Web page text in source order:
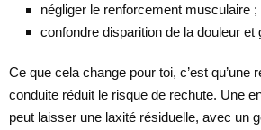
négliger le renforcement musculaire ;
confondre disparition de la douleur et
Ce que cela change pour toi, c’est qu’une
conduite réduit le risque de rechute. Une
peut laisser une laxité résiduelle, avec un